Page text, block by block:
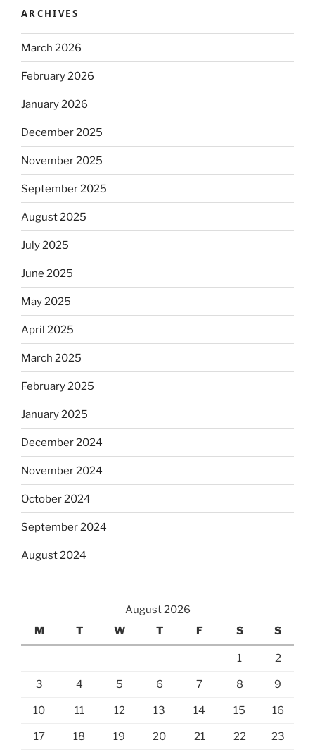
ARCHIVES
March 2026
February 2026
January 2026
December 2025
November 2025
September 2025
August 2025
July 2025
June 2025
May 2025
April 2025
March 2025
February 2025
January 2025
December 2024
November 2024
October 2024
September 2024
August 2024
August 2026
M
T W T F S S
1 2
3 4 5 6 7 8 9
10 11 12 13 14 15 16
17 18 19 20 21 22 23